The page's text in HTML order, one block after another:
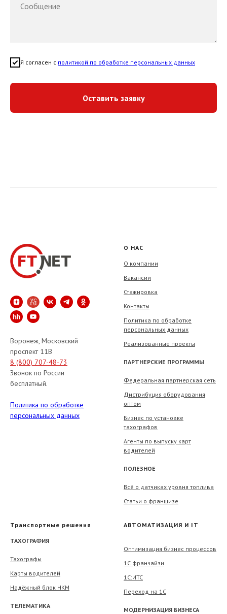
Сообщение
Я согласен с политикой по обработке персональных данных
Оставить заявку
Воронеж, Московский
проспект 11В
8 (800) 707-48-73
Звонок по России
бесплатный.
Политика по обработке
персональных данных
О НАС
О компании
Вакансии
Стажировка
Контакты
Политика по обработке
персональных данных
Реализованные проекты
ПАРТНЕРСКИЕ ПРОГРАММЫ
Федеральная партнерская сеть
Дистрибуция оборудования
оптом
Бизнес по установке
тахографов
Агенты по выпуску карт
водителей
ПОЛЕЗНОЕ
Всё о датчиках уровня топлива
Статьи о франшизе
Транспортные решения
ТАХОГРАФИЯ
Тахографы
Карты водителей
Надёжный блок НКМ
ТЕЛЕМАТИКА
АВТОМАТИЗАЦИЯ И IT
Оптимизация бизнес процессов
1С франчайзи
1С:ИТС
Переход на 1С
МОДЕРНИЗАЦИЯ БИЗНЕСА